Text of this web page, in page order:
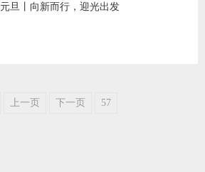
元旦丨向新而行，迎光出发
上一页 下一页 57